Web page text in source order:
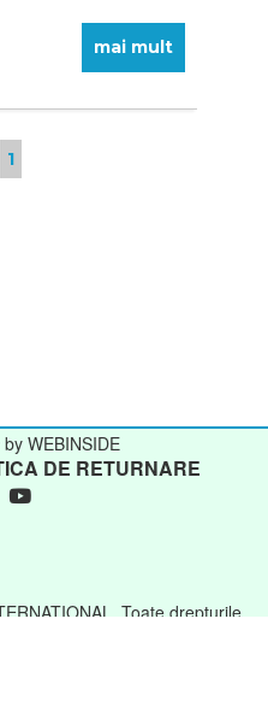
mai mult
1
WEBINSIDE
DE RETURNARE
Toate drepturile